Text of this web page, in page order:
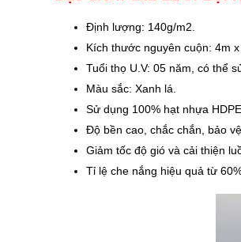
Định lượng: 140g/m2.
Kích thước nguyên cuộn: 4m x
Tuổi thọ U.V: 05 năm, có thể
Màu sắc: Xanh lá.
Sử dụng 100% hạt nhựa
Độ bền cao, chắc chắn, bảo
Giảm tốc độ gió và cải thiện
Tỉ lệ che nắng hiệu quả từ